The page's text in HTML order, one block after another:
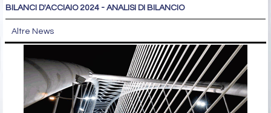
BILANCI D'ACCIAIO 2024 - ANALISI DI BILANCIO
Altre News